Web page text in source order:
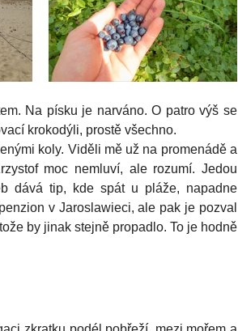
Na písku je narváno. O patro výš se
krokodýli, prostě všechno.
koly. Viděli mě už na promenádě a
moc nemluví, ale rozumí. Jedou
dává tip, kde spát u pláže, napadne
v Jaroslawieci, ale pak je pozval
by jinak stejně propadlo. To je hodně